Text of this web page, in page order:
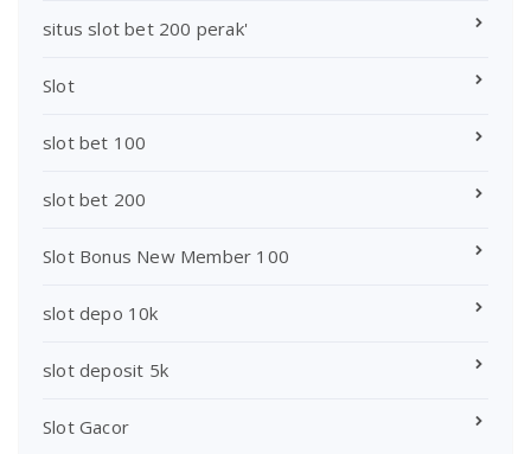
situs slot bet 200 perak'
Slot
slot bet 100
slot bet 200
Slot Bonus New Member 100
slot depo 10k
slot deposit 5k
Slot Gacor